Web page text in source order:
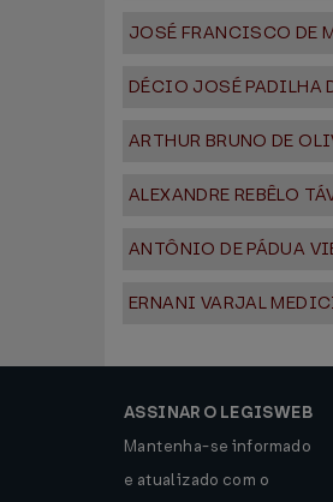
JOSÉ FRANCISCO DE
DÉCIO JOSÉ PADILHA
ARTHUR BRUNO DE
ALEXANDRE REBÊLO
ANTÔNIO DE PÁDUA
ERNANI VARJAL
ASSINAR O LEGISWEB
Mantenha-se informado
e atualizado com o